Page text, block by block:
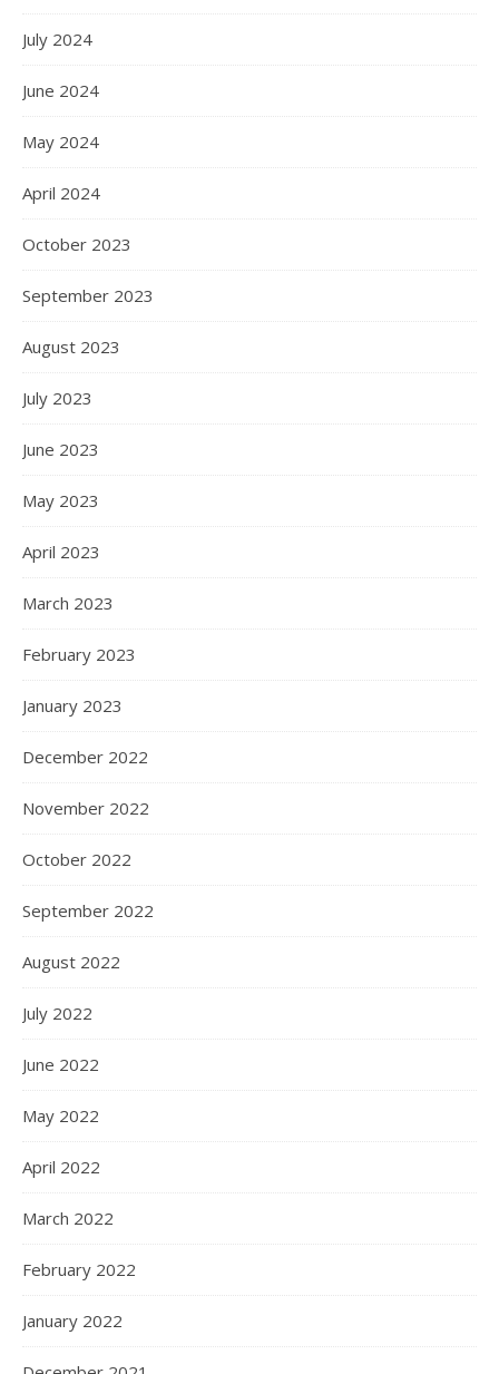
July 2024
June 2024
May 2024
April 2024
October 2023
September 2023
August 2023
July 2023
June 2023
May 2023
April 2023
March 2023
February 2023
January 2023
December 2022
November 2022
October 2022
September 2022
August 2022
July 2022
June 2022
May 2022
April 2022
March 2022
February 2022
January 2022